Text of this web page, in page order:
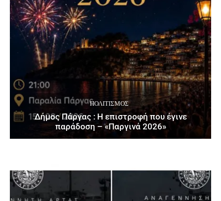
ΠΟΛΙΤΙΣΜΌΣ
Δήμος Πάργας : Η επιστροφή που έγινε
παράδοση – «Παργινά 2026»